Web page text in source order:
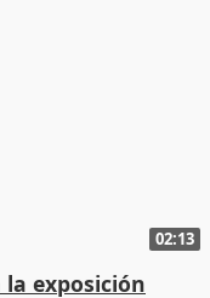
02:13
la exposición